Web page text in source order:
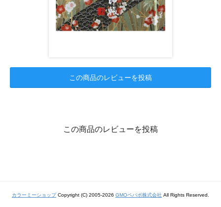
この商品のレビューを投稿
この商品のレビューを投稿
カラーミーショップCopyright (C) 2005-2026 GMOペパボ株式会社 All Rights Reserved.